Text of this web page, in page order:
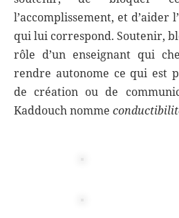
l’accomplissement, et d’aider
qui lui correspond. Soutenir,
rôle d’un enseignant qui
rendre autonome ce qui est
de création ou de
Kaddouch nomme